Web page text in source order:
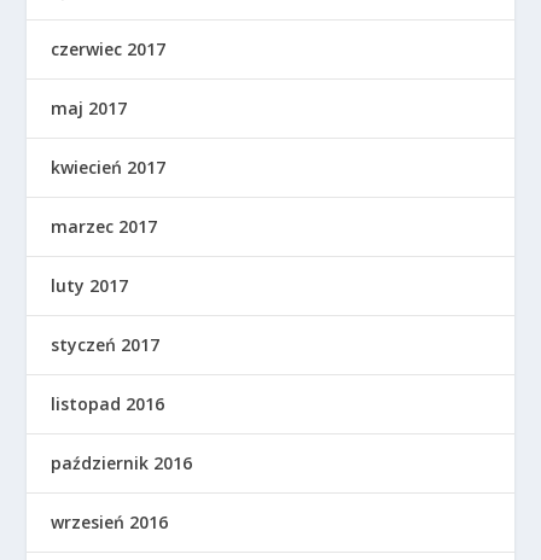
czerwiec 2017
maj 2017
kwiecień 2017
marzec 2017
luty 2017
styczeń 2017
listopad 2016
październik 2016
wrzesień 2016